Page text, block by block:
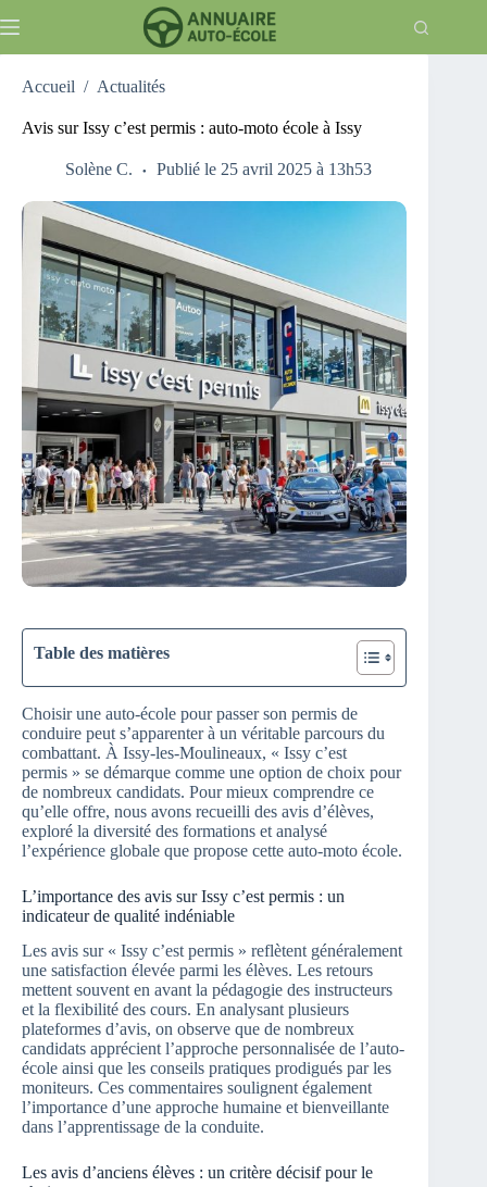
au
Accueil / Actualités
Avis sur Issy c’est permis : auto-moto école à Issy
Solène C. Publié le 25 avril 2025 à 13h53
Table des matières
Choisir une auto-école pour passer son permis de
conduire peut s’apparenter à un véritable parcours du
combattant. À Issy-les-Moulineaux, « Issy c’est
permis » se démarque comme une option de choix pour
de nombreux candidats. Pour mieux comprendre ce
qu’elle offre, nous avons recueilli des avis d’élèves,
exploré la diversité des formations et analysé
l’expérience globale que propose cette auto-moto école.
L’importance des avis sur Issy c’est permis : un
indicateur de qualité indéniable
Les avis sur « Issy c’est permis » reflètent généralement
une satisfaction élevée parmi les élèves. Les retours
mettent souvent en avant la pédagogie des instructeurs
et la flexibilité des cours. En analysant plusieurs
plateformes d’avis, on observe que de nombreux
candidats apprécient l’approche personnalisée de l’auto-
école ainsi que les conseils pratiques prodigués par les
moniteurs. Ces commentaires soulignent également
l’importance d’une approche humaine et bienveillante
dans l’apprentissage de la conduite.
Les avis d’anciens élèves : un critère décisif pour le